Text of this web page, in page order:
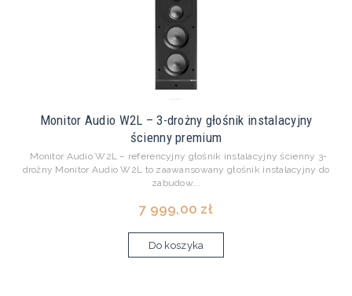
Monitor Audio W2L – 3-drożny głośnik instalacyjny
ścienny premium
Monitor Audio W2L – referencyjny głośnik instalacyjny ścienny 3-
drożny Monitor Audio W2L to zaawansowany głośnik instalacyjny do
zabudow...
7 999,00 zł
Do koszyka